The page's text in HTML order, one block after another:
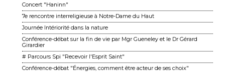
Concert "Haninn"
7e rencontre interreligieuse à Notre-Dame du Haut
Journée Intériorité dans la nature
Conférence-débat sur la fin de vie par Mgr Gueneley et le Dr Gérard
Girardier
# Parcours Spi "Recevoir l'Esprit Saint"
Conférence-débat "Énergies, comment être acteur de ses choix"